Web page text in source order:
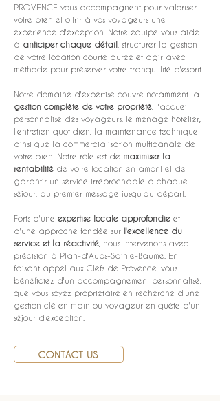
PROVENCE vous accompagnent pour valoriser
votre bien et offrir à vos voyageurs une
expérience d'exception. Notre équipe vous aide
à anticiper chaque détail , structurer la gestion
de votre location courte durée et agir avec
méthode pour préserver votre tranquillité d'esprit.
Notre domaine d'expertise couvre notamment la
gestion complète de votre propriété , l'accueil
personnalisé des voyageurs, le ménage hôtelier,
l'entretien quotidien, la maintenance technique
ainsi que la commercialisation multicanale de
votre bien. Notre rôle est de maximiser la
rentabilité de votre location en amont et de
garantir un service irréprochable à chaque
séjour, du premier message jusqu'au départ.
Forts d'une expertise locale approfondie et
d'une approche fondée sur l'excellence du
service et la réactivité , nous intervenons avec
précision à Plan-d'Aups-Sainte-Baume. En
faisant appel aux Clefs de Provence, vous
bénéficiez d'un accompagnement personnalisé,
que vous soyez propriétaire en recherche d'une
gestion clé en main ou voyageur en quête d'un
séjour d'exception.
CONTACT US